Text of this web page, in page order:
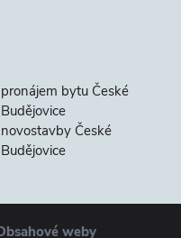
pronájem bytu České
Budějovice
novostavby České
Budějovice
weby